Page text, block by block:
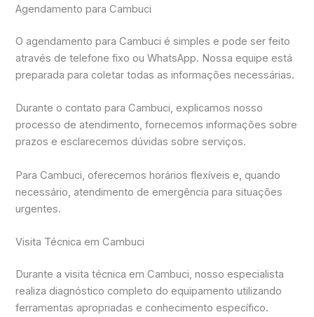
Agendamento para Cambuci
O agendamento para Cambuci é simples e pode ser feito
através de telefone fixo ou WhatsApp. Nossa equipe está
preparada para coletar todas as informações necessárias.
Durante o contato para Cambuci, explicamos nosso
processo de atendimento, fornecemos informações sobre
prazos e esclarecemos dúvidas sobre serviços.
Para Cambuci, oferecemos horários flexíveis e, quando
necessário, atendimento de emergência para situações
urgentes.
Visita Técnica em Cambuci
Durante a visita técnica em Cambuci, nosso especialista
realiza diagnóstico completo do equipamento utilizando
ferramentas apropriadas e conhecimento específico.